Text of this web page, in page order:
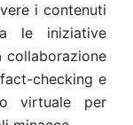
i contenuti
le iniziative
collaborazione
checking e
virtuale per